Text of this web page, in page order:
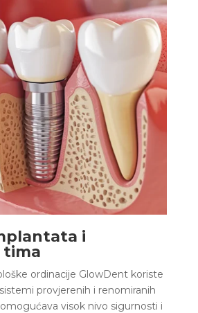
i
ordinacije GlowDent koriste
provjerenih i renomiranih
visok nivo sigurnosti i